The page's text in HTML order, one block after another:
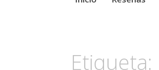
Etiqueta: